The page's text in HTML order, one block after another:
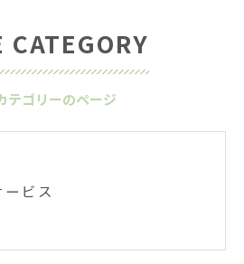
テゴリーのページ
CATEGORY
ービス